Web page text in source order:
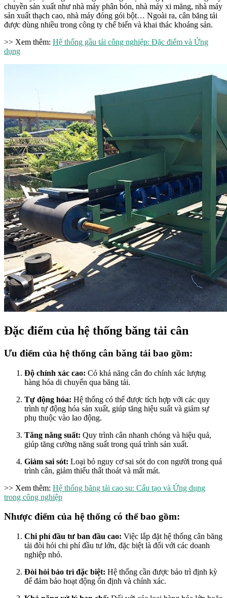
chuyền sản xuất như nhà máy phân bón, nhà máy xi măng, nhà máy
sản xuất thạch cao, nhà máy đóng gói bột… Ngoài ra, cân băng tải
được dùng nhiều trong công ty chế biến và khai thác khoáng sản.
>> Xem thêm: Hệ thống gầu tải công nghiệp: Đặc điểm và Ứng
dụng
Đặc điểm của hệ thống băng tải cân
Ưu điểm của hệ thống cân băng tải bao gồm:
Độ chính xác cao: Có khả năng cân đo chính xác lượng
hàng hóa di chuyển qua băng tải.
Tự động hóa: Hệ thống có thể được tích hợp với các quy
trình tự động hóa sản xuất, giúp tăng hiệu suất và giảm sự
phụ thuộc vào lao động.
Tăng năng suất: Quy trình cân nhanh chóng và hiệu quả,
giúp tăng cường năng suất trong quá trình sản xuất.
Giảm sai sót: Loại bỏ nguy cơ sai sót do con người trong quá
trình cân, giảm thiểu thất thoát và mất mát.
>> Xem thêm: Hệ thống băng tải cao su: Cấu tạo và Ứng dụng
trong công nghiệp
Nhược điểm của hệ thống có thể bao gồm:
Chi phí đầu tư ban đầu cao: Việc lắp đặt hệ thống cân băng
tải đòi hỏi chi phí đầu tư lớn, đặc biệt là đối với các doanh
nghiệp nhỏ.
Đòi hỏi bảo trì đặc biệt: Hệ thống cần được bảo trì định kỳ
để đảm bảo hoạt động ổn định và chính xác.